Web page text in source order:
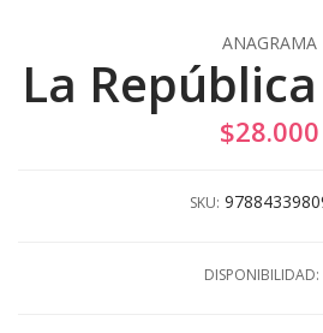
ANAGRAMA
La
$28.000
SKU:
DISPONIBILIDAD: